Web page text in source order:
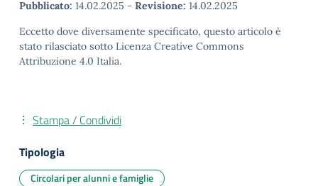
Pubblicato: 14.02.2025 - Revisione: 14.02.2025
Eccetto dove diversamente specificato, questo articolo è
stato rilasciato sotto Licenza Creative Commons
Attribuzione 4.0 Italia.
Stampa / Condividi
Tipologia
Circolari per alunni e famiglie